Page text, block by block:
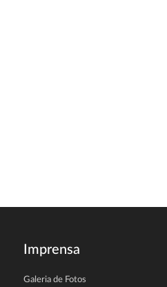
Imprensa
Galeria de Fotos